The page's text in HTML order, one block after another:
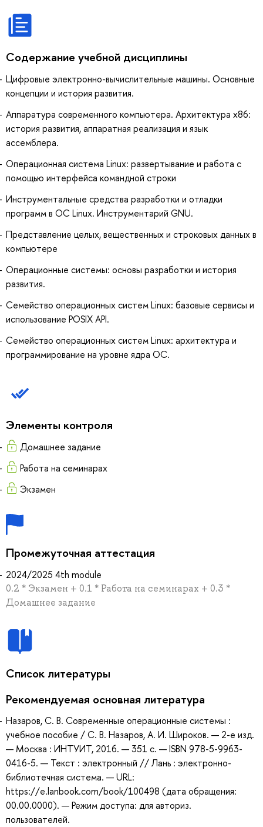
Содержание учебной дисциплины
Цифровые электронно-вычислительные машины. Основные
концепции и история развития.
Аппаратура современного компьютера. Архитектура x86:
история развития, аппаратная реализация и язык
ассемблера.
Операционная система Linux: развертывание и работа с
помощью интерфейса командной строки
Инструментальные средства разработки и отладки
программ в ОС Linux. Инструментарий GNU.
Представление целых, вещественных и строковых данных в
компьютере
Операционные системы: основы разработки и история
развития.
Семейство операционных систем Linux: базовые сервисы и
использование POSIX API.
Семейство операционных систем Linux: архитектура и
программирование на уровне ядра ОС.
Элементы контроля
Домашнее задание
Работа на семинарах
Экзамен
Промежуточная аттестация
2024/2025 4th module
0.2 * Экзамен + 0.1 * Работа на семинарах + 0.3 *
Домашнее задание
Список литературы
Рекомендуемая основная литература
Назаров, С. В. Современные операционные системы :
учебное пособие / С. В. Назаров, А. И. Широков. — 2-е изд.
— Москва : ИНТУИТ, 2016. — 351 с. — ISBN 978-5-9963-
0416-5. — Текст : электронный // Лань : электронно-
библиотечная система. — URL:
https://e.lanbook.com/book/100498 (дата обращения:
00.00.0000). — Режим доступа: для авториз.
пользователей.